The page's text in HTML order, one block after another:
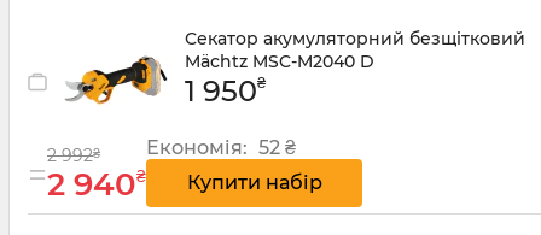
Секатор акумуляторний безщітковий
Mächtz MSC-M2040 D
1 950₴
=2 992₴
2 940₴
Економія: 52 ₴